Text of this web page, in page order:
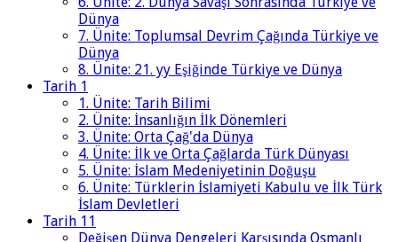
Dünya
7. Ünite: Toplumsal Devrim Çağında Türkiye ve
Dünya
8. Ünite: 21. yy Eşiğinde Türkiye ve Dünya
Tarih 1
1. Ünite: Tarih Bilimi
2. Ünite: İnsanlığın İlk Dönemleri
3. Ünite: Orta Çağ'da Dünya
4. Ünite: İlk ve Orta Çağlarda Türk Dünyası
5. Ünite: İslam Medeniyetinin Doğuşu
6. Ünite: Türklerin İslamiyeti Kabulu ve İlk Türk
İslam Devletleri
Tarih 11
Değişen Dünya Dengeleri Karşısında Osmanlı